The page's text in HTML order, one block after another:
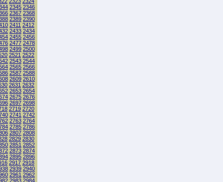
2345 2346
2367 2368
2389 2390
2411 2412
2433 2434
2455 2456
2477 2478
2499 2500
2521 2522
2543 2544
2565 2566
2587 2588
2609 2610
2631 2632
2653 2654
2675 2676
2697 2698
2719 2720
2741 2742
2763 2764
2785 2786
2807 2808
2829 2830
2851 2852
2873 2874
2895 2896
2917 2918
2939 2940
2961 2962
2983 2984